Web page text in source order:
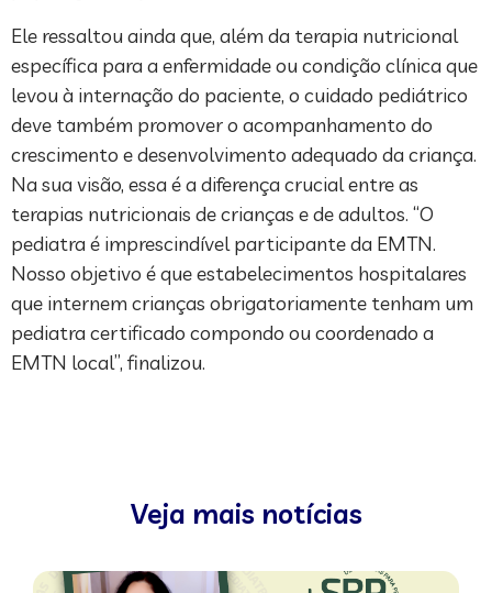
Ele ressaltou ainda que, além da terapia nutricional
específica para a enfermidade ou condição clínica que
levou à internação do paciente, o cuidado pediátrico
deve também promover o acompanhamento do
crescimento e desenvolvimento adequado da criança.
Na sua visão, essa é a diferença crucial entre as
terapias nutricionais de crianças e de adultos. “O
pediatra é imprescindível participante da EMTN.
Nosso objetivo é que estabelecimentos hospitalares
que internem crianças obrigatoriamente tenham um
pediatra certificado compondo ou coordenado a
EMTN local”, finalizou.
Veja mais notícias